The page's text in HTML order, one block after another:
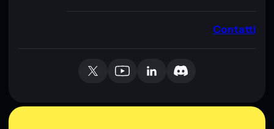
Contatti